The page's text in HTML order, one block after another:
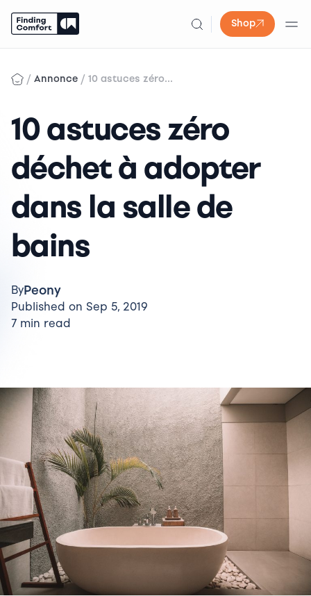
Shop
content
/ Annonce / 10 astuces zéro...
10 astuces zéro
déchet à adopter
dans la salle de
bains
ByPeony
Published on Sep 5, 2019
7 min read